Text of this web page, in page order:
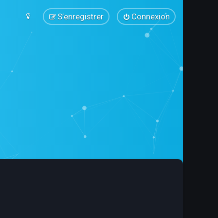
Connexion
S’enregistrer